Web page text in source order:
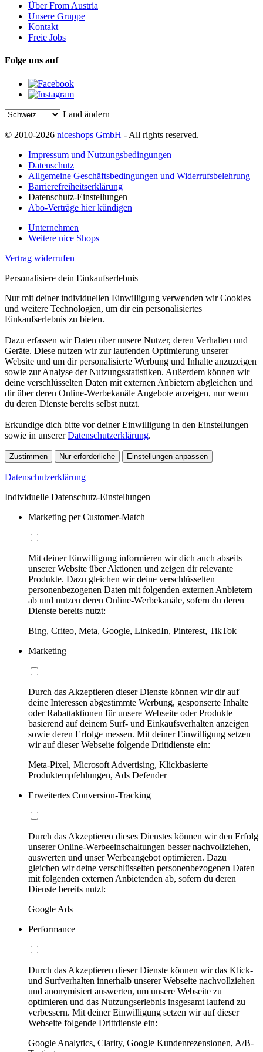
Über From Austria
Unsere Gruppe
Kontakt
Freie Jobs
Folge uns auf
Land ändern
© 2010-2026 niceshops GmbH - All rights reserved.
Impressum und Nutzungsbedingungen
Datenschutz
Allgemeine Geschäftsbedingungen und Widerrufsbelehrung
Barrierefreiheitserklärung
Datenschutz-Einstellungen
Abo-Verträge hier kündigen
Unternehmen
Weitere nice Shops
Vertrag widerrufen
Personalisiere dein Einkaufserlebnis
Nur mit deiner individuellen Einwilligung verwenden wir Cookies
und weitere Technologien, um dir ein personalisiertes
Einkaufserlebnis zu bieten.
Dazu erfassen wir Daten über unsere Nutzer, deren Verhalten und
Geräte. Diese nutzen wir zur laufenden Optimierung unserer
Website und um dir personalisierte Werbung und Inhalte anzuzeigen
sowie zur Analyse der Nutzungsstatistiken. Außerdem können wir
deine verschlüsselten Daten mit externen Anbietern abgleichen und
dir über deren Online-Werbekanäle Angebote anzeigen, nur wenn
du deren Dienste bereits selbst nutzt.
Erkundige dich bitte vor deiner Einwilligung in den Einstellungen
sowie in unsererDatenschutzerklärung.
Zustimmen Nur erforderliche Einstellungen anpassen
Datenschutzerklärung
Individuelle Datenschutz-Einstellungen
Marketing per Customer-Match
Mit deiner Einwilligung informieren wir dich auch abseits
unserer Website über Aktionen und zeigen dir relevante
Produkte. Dazu gleichen wir deine verschlüsselten
personenbezogenen Daten mit folgenden externen Anbietern
ab und nutzen deren Online-Werbekanäle, sofern du deren
Dienste bereits nutzt:
Bing, Criteo, Meta, Google, LinkedIn, Pinterest, TikTok
Marketing
Durch das Akzeptieren dieser Dienste können wir dir auf
deine Interessen abgestimmte Werbung, gesponserte Inhalte
oder Rabattaktionen für unsere Webseite oder Produkte
basierend auf deinem Surf- und Einkaufsverhalten anzeigen
sowie deren Erfolge messen. Mit deiner Einwilligung setzen
wir auf dieser Webseite folgende Drittdienste ein:
Meta-Pixel, Microsoft Advertising, Klickbasierte
Produktempfehlungen, Ads Defender
Erweitertes Conversion-Tracking
Durch das Akzeptieren dieses Dienstes können wir den Erfolg
unserer Online-Werbeeinschaltungen besser nachvollziehen,
auswerten und unser Werbeangebot optimieren. Dazu
gleichen wir deine verschlüsselten personenbezogenen Daten
mit folgenden externen Anbietenden ab, sofern du deren
Dienste bereits nutzt:
Google Ads
Performance
Durch das Akzeptieren dieser Dienste können wir das Klick-
und Surfverhalten innerhalb unserer Webseite nachvollziehen
und anonymisiert auswerten, um unsere Webseite zu
optimieren und das Nutzungserlebnis insgesamt laufend zu
verbessern. Mit deiner Einwilligung setzen wir auf dieser
Webseite folgende Drittdienste ein:
Google Analytics, Clarity, Google Kundenrezensionen, A/B-